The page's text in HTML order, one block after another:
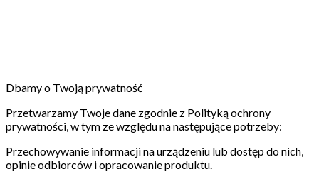
Dbamy o Twoją prywatność
Przetwarzamy Twoje dane zgodnie z Polityką ochrony
prywatności, w tym ze względu na następujące potrzeby:
Przechowywanie informacji na urządzeniu lub dostęp do nich,
opinie odbiorców i opracowanie produktu.